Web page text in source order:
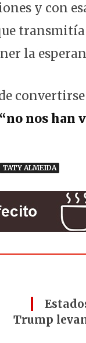
y con
la
“no nos han
TATY ALMEIDA
Trump